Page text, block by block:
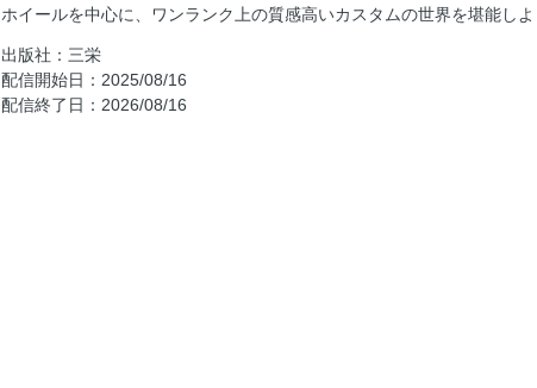
ーノマド
アウトドアの聖地「苗場」で開幕 NAEBA JAM 2025 VOL.ONE
ハイエンドピックアップでアドベンチャーライフを楽しむ「トライ
ラックス」
ホイールを中心に、ワンランク上の質感高いカスタムの世界を堪能しよ
出版社：三栄
配信開始日：2025/08/16
配信終了日：2026/08/16